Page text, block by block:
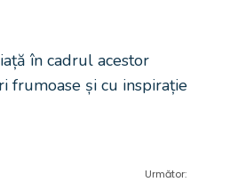
în cadrul acestor
frumoase și cu inspirație
Următor: